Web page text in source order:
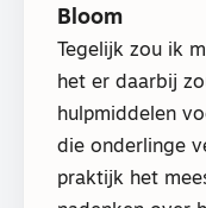
Bloom
Tegelijk zou ik
het er daarbij
hulpmiddelen
die onderlinge
praktijk het